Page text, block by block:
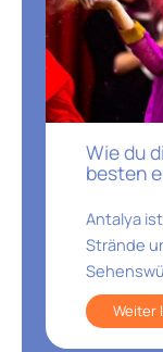
Wie du
besten
Antalya
Strände
Weiter